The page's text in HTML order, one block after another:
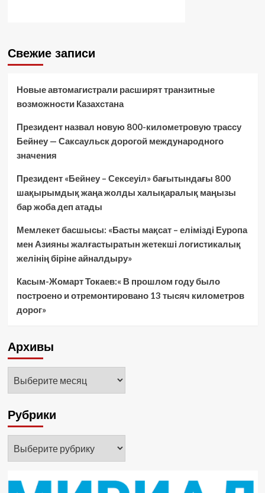
Свежие записи
Новые автомагистрали расширят транзитные
возможности Казахстана
Президент назвал новую 800-километровую трассу
Бейнеу — Саксаульск дорогой международного
значения
Президент «Бейнеу – Сексеуіл» бағытындағы 800
шақырымдық жаңа жолды халықаралық маңызы
бар жоба деп атады
Мемлекет басшысы: «Басты мақсат – елімізді Еуропа
мен Азияны жалғастыратын жетекші логистикалық
желінің біріне айналдыру»
Касым-Жомарт Токаев:« В прошлом году было
построено и отремонтировано 13 тысяч километров
дорог»
Архивы
Рубрики